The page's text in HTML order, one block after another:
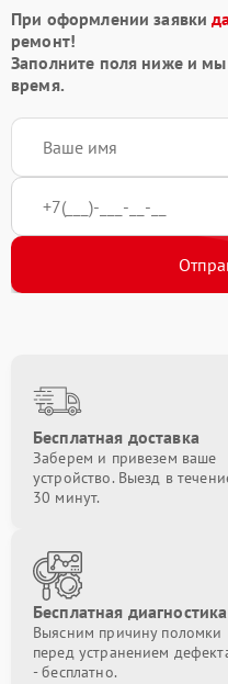
При оформлении заявки
ремонт!
Заполните поля ниже и
время.
Бесплатная доставка
Заберем и привезем ваше
устройство. Выезд в
30 минут.
Бесплатная диагностика
Выясним причину поломки
перед устранением
- бесплатно.